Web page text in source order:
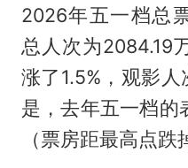
2026年五一档总
总人次为2084.19
涨了1.5%，观影
是，去年五一档的
（票房距最高点跌